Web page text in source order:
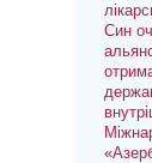
Син